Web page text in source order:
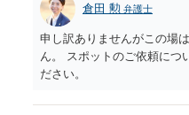
倉田 勲 弁護士
申し訳ありませんがこの場
ん。 スポットのご依頼につ
ださい。